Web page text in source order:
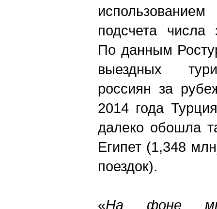
подсчета числа
По данным
выездных
россиян за
2014 года
далеко обошла
Египет (1,348
поездок).
«На фоне